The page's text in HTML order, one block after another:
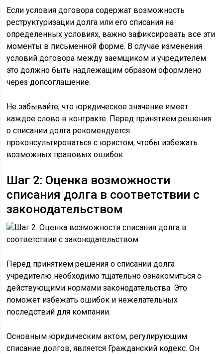
Если условия договора содержат возможность
реструктуризации долга или его списания на
определенных условиях, важно зафиксировать все эти
моменты в письменной форме. В случае изменения
условий договора между заемщиком и учредителем
это должно быть надлежащим образом оформлено
через допсоглашение.
Не забывайте, что юридическое значение имеет
каждое слово в контракте. Перед принятием решения
о списании долга рекомендуется
проконсультироваться с юристом, чтобы избежать
возможных правовых ошибок.
Шаг 2: Оценка возможности
списания долга в соответствии с
законодательством
Перед принятием решения о списании долга
учредителю необходимо тщательно ознакомиться с
действующими нормами законодательства. Это
поможет избежать ошибок и нежелательных
последствий для компании.
Основным юридическим актом, регулирующим
списание долгов, является Гражданский кодекс. Он